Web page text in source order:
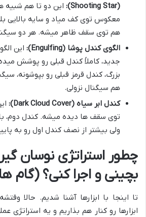
(Shooting Star):
این دو تا هم
معکوس توی کف میاد و سایه بالایی
هم توی سقف ظاهر میشه. هر دو
الگوی کندل پوشا (Engulfing):
این
جدید، کاملاً کندل قبلی رو پوشش
بزرگ، کندل قرمز قبلی رو بپوشونه،
هم سیگنال نزولی.
کندل ابر سیاه (Dark Cloud Cover):
توی سقف ها دیده میشه. کندل دوم،
ولی بیشتر از نصف کندل اول رو به
چطور استراتژی نوسان
بچینی و اجرا کنی؟ (گام
تا اینجا با ابزارها آشنا شدیم. حالا
ابزارها رو کنار هم بذاریم و یه استراتژی